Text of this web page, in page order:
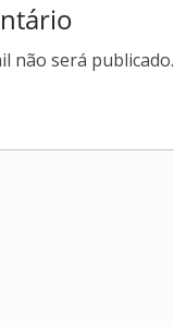
não será publicado.